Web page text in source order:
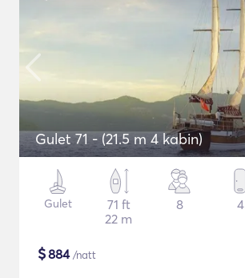
Gulet 71 - (21.5 m 4 kabin)
Gulet
71 ft
22 m
8 4
$884/natt